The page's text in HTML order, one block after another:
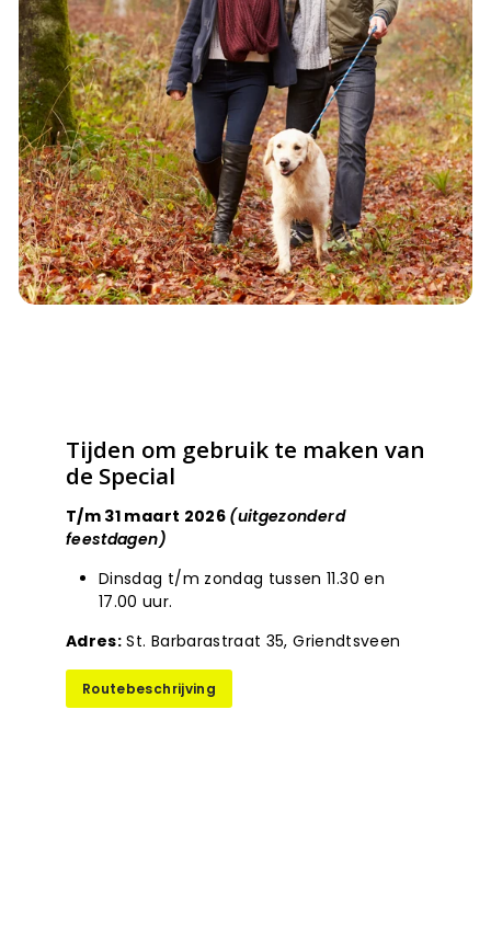
Tijden om gebruik te maken van
de Special
T/m 31 maart 2026 (uitgezonderd
feestdagen)
Dinsdag t/m zondag tussen 11.30 en
17.00 uur.
Adres: St. Barbarastraat 35, Griendtsveen
Routebeschrijving